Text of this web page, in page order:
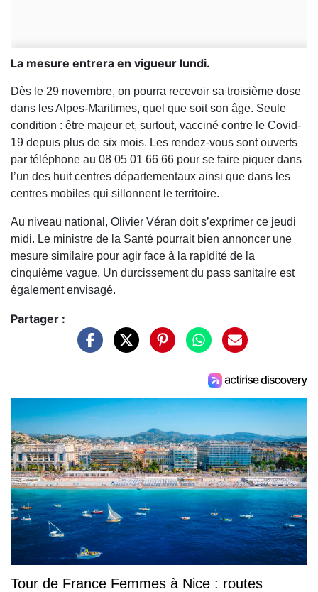
La mesure entrera en vigueur lundi.
Dès le 29 novembre, on pourra recevoir sa troisième dose
dans les Alpes-Maritimes, quel que soit son âge. Seule
condition : être majeur et, surtout, vacciné contre le Covid-
19 depuis plus de six mois. Les rendez-vous sont ouverts
par téléphone au 08 05 01 66 66 pour se faire piquer dans
l’un des huit centres départementaux ainsi que dans les
centres mobiles qui sillonnent le territoire.
Au niveau national, Olivier Véran doit s’exprimer ce jeudi
midi. Le ministre de la Santé pourrait bien annoncer une
mesure similaire pour agir face à la rapidité de la
cinquième vague. Un durcissement du pass sanitaire est
également envisagé.
Partager :
Tour de France Femmes à Nice : routes